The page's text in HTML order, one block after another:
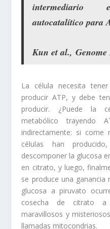
intermediario
autocatalítico para
Kun et al.,
La célula necesita
producir ATP, y debe
producir. ¿Puede la
metabólico trayendo
indirectamente: si come
células han
descomponer la glucosa
en citrato, y luego,
se produce una ganancia
glucosa a piruvato
cosecha de citrato
maravillosos y
llamadas mitocondrias.